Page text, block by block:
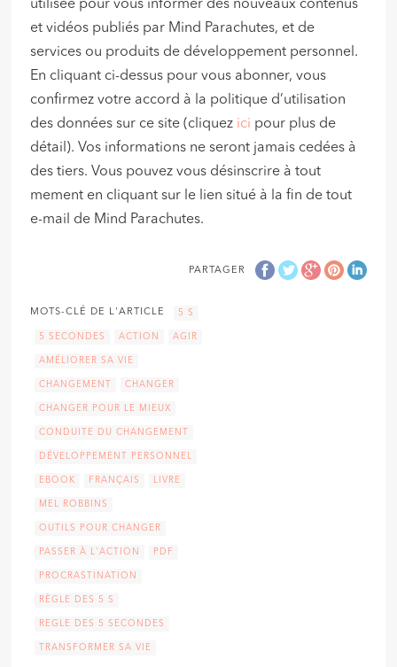
utilisée pour vous informer des nouveaux contenus
et vidéos publiés par Mind Parachutes, et de
services ou produits de développement personnel.
En cliquant ci-dessus pour vous abonner, vous
confirmez votre accord à la politique d’utilisation
des données sur ce site (cliquez ici pour plus de
détail). Vos informations ne seront jamais cedées à
des tiers. Vous pouvez vous désinscrire à tout
mement en cliquant sur le lien situé à la fin de tout
e-mail de Mind Parachutes.
PARTAGER
MOTS-CLÉ DE L'ARTICLE 5 S
5 SECONDES ACTION AGIR
AMÉLIORER SA VIE
CHANGEMENT CHANGER
CHANGER POUR LE MIEUX
CONDUITE DU CHANGEMENT
DÉVELOPPEMENT PERSONNEL
EBOOK FRANÇAIS LIVRE
MEL ROBBINS
OUTILS POUR CHANGER
PASSER À L'ACTION PDF
PROCRASTINATION
RÈGLE DES 5 S
REGLE DES 5 SECONDES
TRANSFORMER SA VIE